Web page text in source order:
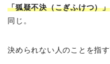
「狐疑不決（こぎふけつ）」
同じ。
決められない人のことを指す